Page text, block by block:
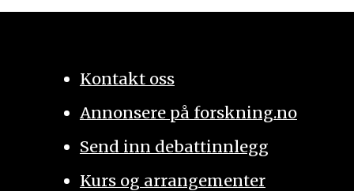
Kontakt oss
Annonsere på forskning.no
Send inn debattinnlegg
Kurs og arrangementer